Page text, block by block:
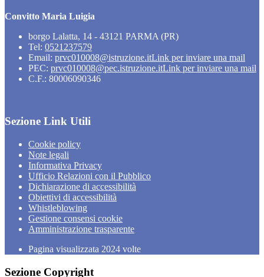
Convitto Maria Luigia
borgo Lalatta, 14 - 43121 PARMA (PR)
Tel: 0521237579
Email: prvc010008@istruzione.itLink per inviare una mail
PEC: prvc010008@pec.istruzione.itLink per inviare una mail
C.F.: 80006090346
Sezione Link Utili
Cookie policy
Note legali
Informativa Privacy
Ufficio Relazioni con il Pubblico
Dichiarazione di accessibilità
Obiettivi di accessibilità
Whistleblowing
Gestione consensi cookie
Amministrazione trasparente
Pagina visualizzata 2024 volte
Sezione Copyright